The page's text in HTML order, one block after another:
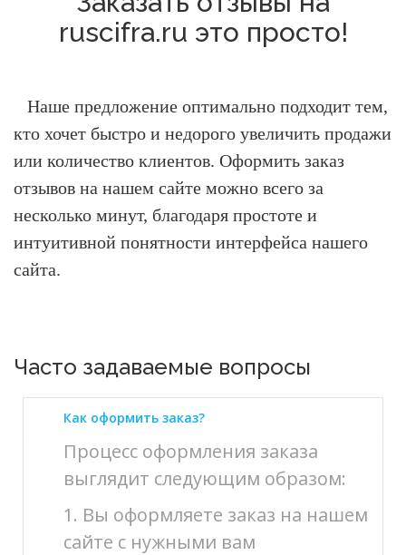
ruscifra.ru это просто!
Наше предложение оптимально подходит тем,
кто хочет быстро и недорого увеличить продажи
или количество клиентов. Оформить заказ
отзывов на нашем сайте можно всего за
несколько минут, благодаря простоте и
интуитивной понятности интерфейса нашего
сайта.
Часто задаваемые вопросы
Как оформить заказ?
Процесс оформления заказа
выглядит следующим образом:
1. Вы оформляете заказ на нашем
сайте с нужными вам